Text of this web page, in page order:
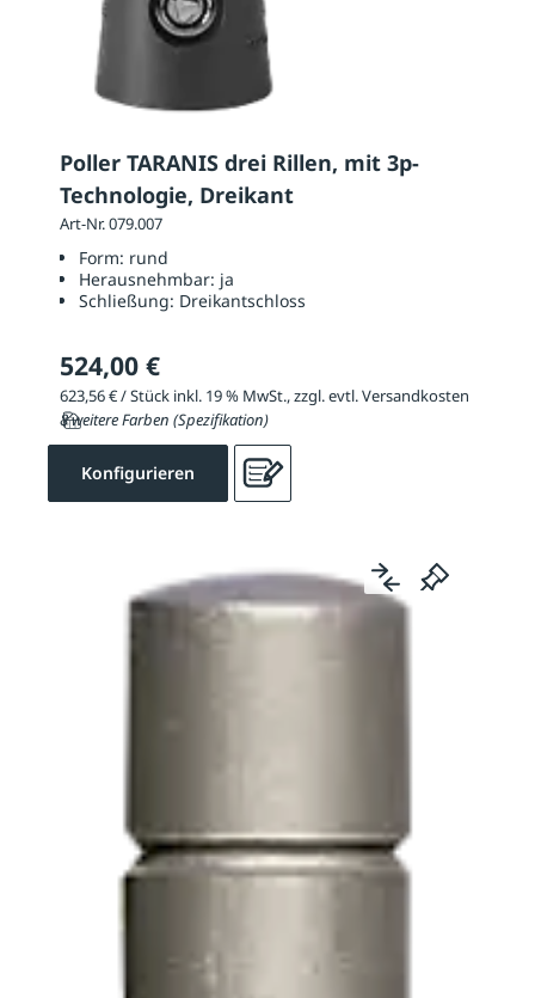
Poller TARANIS drei Rillen, mit 3p-
Technologie, Dreikant
Art-Nr. 079.007
Form: rund
Herausnehmbar: ja
Schließung: Dreikantschloss
524,00 €
623,56 € / Stück inkl. 19 % MwSt., zzgl. evtl. Versandkosten
8 weitere Farben (Spezifikation)
Konfigurieren